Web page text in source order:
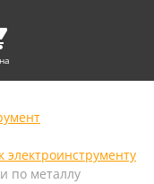
электроинструменту
по металлу